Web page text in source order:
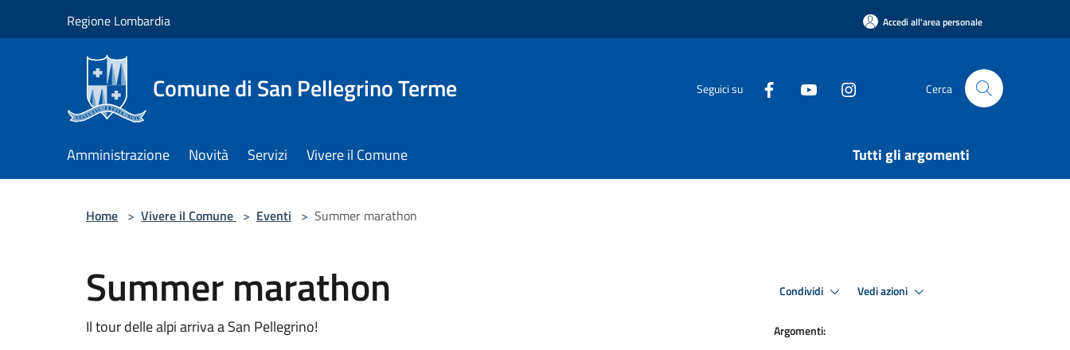
Regione Lombardia Accedi all'area personale
Comune di San Pellegrino Terme Seguici su Cerca
Amministrazione Novità Servizi Vivere il Comune Tutti gli argomenti
Home > Vivere il Comune > Eventi > Summer marathon
Summer marathon
Il tour delle alpi arriva a San Pellegrino!
Condividi Vedi azioni
Argomenti: